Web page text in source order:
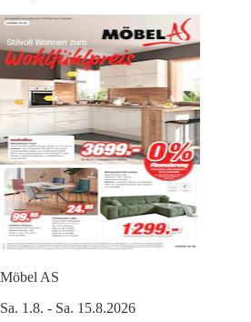
Möbel AS
Sa. 1.8. - Sa. 15.8.2026